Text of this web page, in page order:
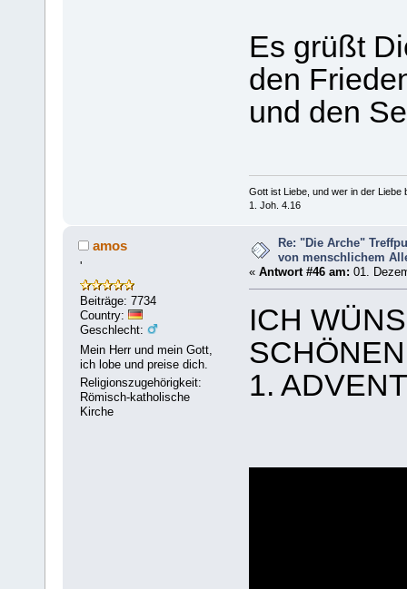
Es grüßt
den
und den
Gott ist Liebe, und wer in der Liebe
1. Joh. 4.16
amos
'
Beiträge: 7734
Country:
Geschlecht:
Mein Herr und mein Gott,
ich lobe und preise dich.
Religionszugehörigkeit:
Römisch-katholische
Kirche
Re: "Die Arche"
von menschlichem
« Antwort #46 am: 01.
ICH
1.